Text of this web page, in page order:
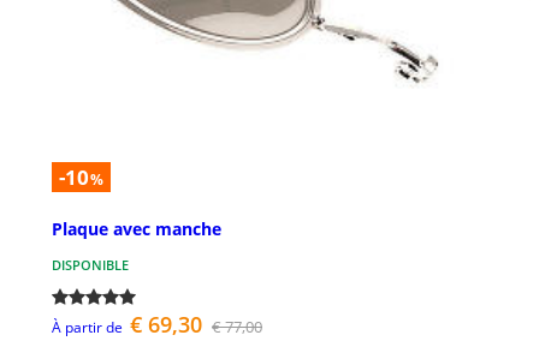
-10%
Plaque avec manche
DISPONIBLE
À partir de € 69,30 € 77,00